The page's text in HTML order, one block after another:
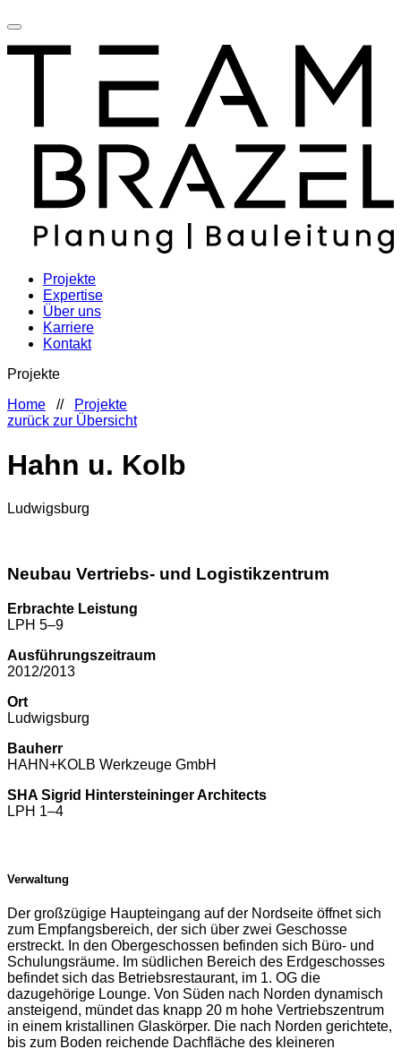
Projekte
Expertise
Über uns
Karriere
Kontakt
Projekte
Home //
Projekte
zurück zur Übersicht
Hahn u. Kolb
Ludwigsburg
Neubau Vertriebs- und Logistikzentrum
Erbrachte Leistung
LPH 5–9
Ausführungszeitraum
2012/2013
Ort
Ludwigsburg
Bauherr
HAHN+KOLB Werkzeuge GmbH
SHA Sigrid Hintersteininger Architects
LPH 1–4
Verwaltung
Der großzügige Haupteingang auf der Nordseite öffnet sich
zum Empfangsbereich, der sich über zwei Geschosse
erstreckt. In den Obergeschossen befinden sich Büro- und
Schulungsräume. Im südlichen Bereich des Erdgeschosses
befindet sich das Betriebsrestaurant, im 1. OG die
dazugehörige Lounge. Von Süden nach Norden dynamisch
ansteigend, mündet das knapp 20 m hohe Vertriebszentrum
in einem kristallinen Glaskörper. Die nach Norden gerichtete,
bis zum Boden reichende Dachfläche des kleineren